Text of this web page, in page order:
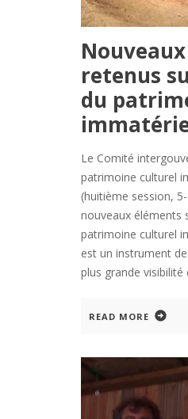
retenus
du
Le Comité
patrimoine culturel
(huitième session,
nouveaux éléments
patrimoine culturel
est un instrument
plus grande visibilité
READ MORE